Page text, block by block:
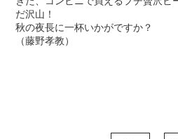
だ沢山！
秋の夜長に一杯いかがですか？
（藤野孝教）